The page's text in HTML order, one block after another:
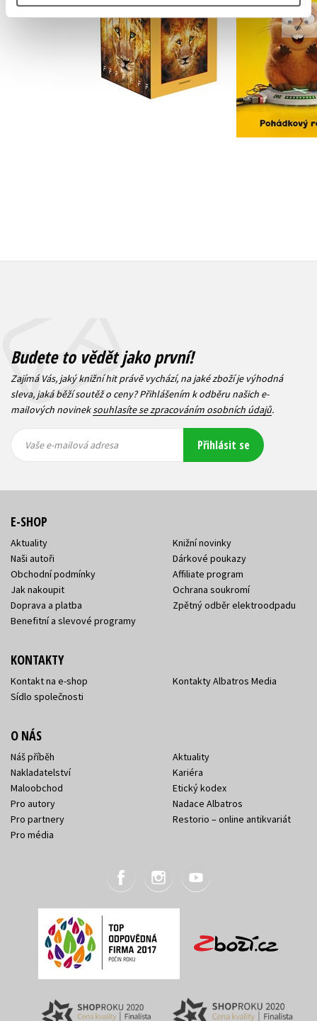
Do košíku Do
215 Kč
Budete to vědět jako první!
Zajímá Vás, jaký knižní hit právě vychází, na jaké zboží je výhodná
sleva, jaká běží soutěž o ceny? Přihlášením k odběru našich e-
mailových novineksouhlasíte se zpracováním osobních údajů.
mailová
mailová
Vaše e-mailová adresa Přihlásit se
E-SHOP
Aktuality
Naši autoři
Obchodní podmínky
Jak nakoupit
Doprava a platba
Benefitní a slevové programy
Knižní novinky
Dárkové poukazy
Affiliate program
Ochrana soukromí
Zpětný odběr elektroodpadu
KONTAKTY
Kontakt na e-shop
Sídlo společnosti
Kontakty Albatros Media
O NÁS
Náš příběh
Nakladatelství
Maloobchod
Pro autory
Pro partnery
Pro média
Aktuality
Kariéra
Etický kodex
Nadace Albatros
Restorio – online antikvariát